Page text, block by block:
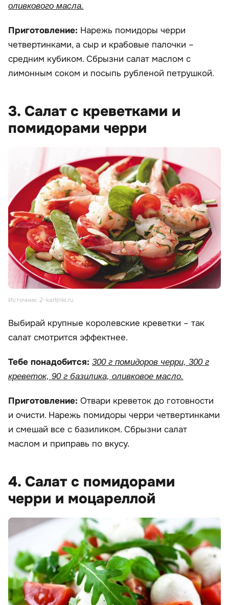
оливкового масла.
Приготовление: Нарежь помидоры черри
четвертинками, а сыр и крабовые палочки –
средним кубиком. Сбрызни салат маслом с
лимонным соком и посыпь рубленой петрушкой.
3. Салат с креветками и
помидорами черри
Источник: 2-kartinki.ru
Выбирай крупные королевские креветки – так
салат смотрится эффектнее.
Тебе понадобится: 300 г помидоров черри, 300 г
креветок, 90 г базилика, оливковое масло.
Приготовление: Отвари креветок до готовности
и очисти. Нарежь помидоры черри четвертинками
и смешай все с базиликом. Сбрызни салат
маслом и приправь по вкусу.
4. Салат с помидорами
черри и моцареллой